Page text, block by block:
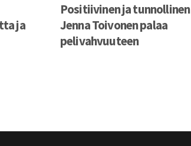
ja
Positiivinen ja tunnollinen
Jenna Toivonen palaa
pelivahvuuteen